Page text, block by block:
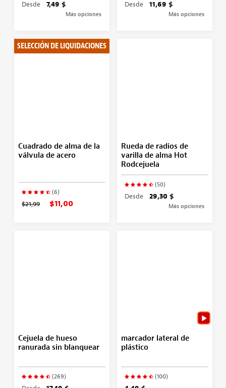
Desde 7,49 $
Más opciones
Desde 11,69 $
Más opciones
SELECCIÓN DE LIQUIDACIONES
Cuadrado de alma de la
válvula de acero
(6)
$21,99 $11,00
Rueda de radios de
varilla de alma Hot
Rodcejuela
(50)
Desde 29,30 $
Más opciones
Cejuela de hueso
ranurada sin blanquear
(269)
marcador lateral de
plástico
(100)